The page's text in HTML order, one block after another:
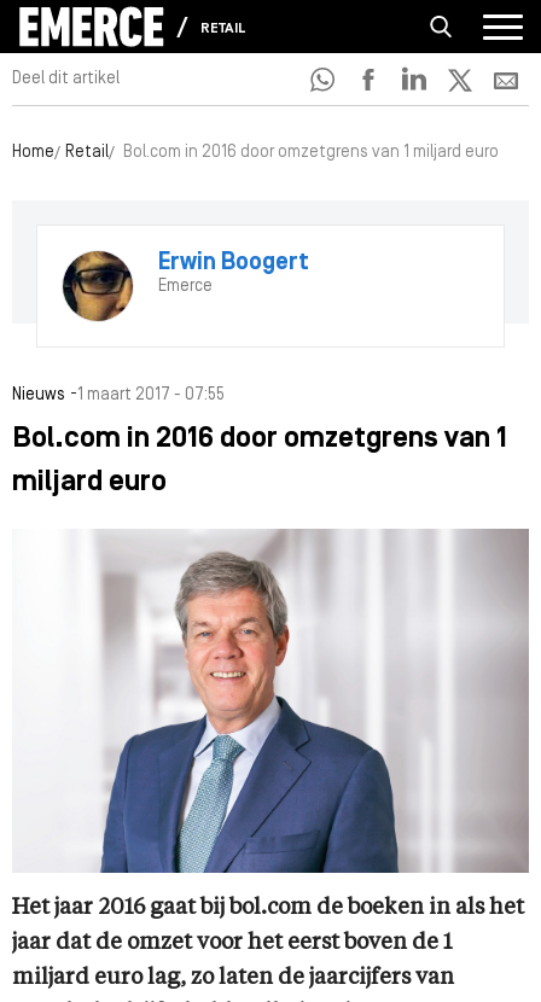
RETAIL
Deel dit artikel
Home Retail Bol.com in 2016 door omzetgrens van 1 miljard euro
Erwin Boogert
Emerce
Nieuws -1 maart 2017 - 07:55
Bol.com in 2016 door omzetgrens van 1
miljard euro
Het jaar 2016 gaat bij bol.com de boeken in als het
jaar dat de omzet voor het eerst boven de 1
miljard euro lag, zo laten de jaarcijfers van